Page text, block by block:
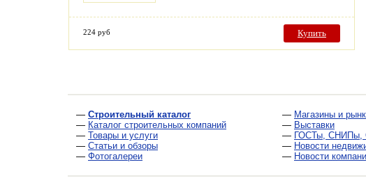
224 руб Купить
— Строительный каталог
— Каталог строительных компаний
— Товары и услуги
— Статьи и обзоры
— Фотогалереи
— Магазины и
— Выставки
— ГОСТы, СНИПы,
— Новости
— Новости